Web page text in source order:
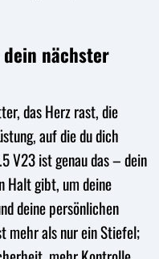
nächster
das Herz rast, die
auf die du dich
V23 ist genau das – dein
Halt gibt, um deine
deine persönlichen
mehr als nur ein Stiefel;